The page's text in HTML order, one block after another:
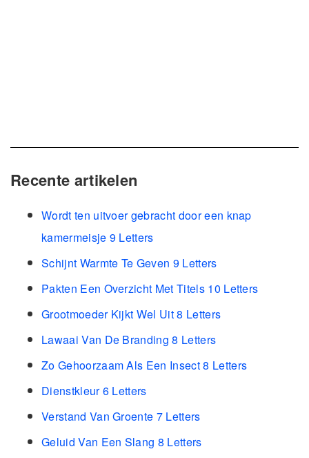
Recente artikelen
Wordt ten uitvoer gebracht door een knap
kamermeisje 9 Letters
Schijnt Warmte Te Geven 9 Letters
Pakten Een Overzicht Met Titels 10 Letters
Grootmoeder Kijkt Wel Uit 8 Letters
Lawaai Van De Branding 8 Letters
Zo Gehoorzaam Als Een Insect 8 Letters
Dienstkleur 6 Letters
Verstand Van Groente 7 Letters
Geluid Van Een Slang 8 Letters